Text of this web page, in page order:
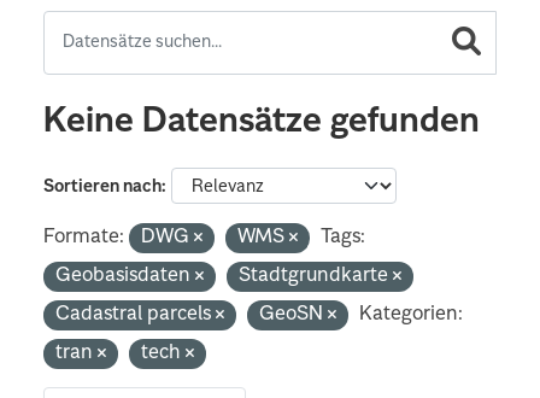
Keine Datensätze gefunden
Sortieren nach
Formate: DWG WMS
Tags:
Geobasisdaten
Stadtgrundkarte
Cadastral parcels
GeoSN
Kategorien:
tran
tech